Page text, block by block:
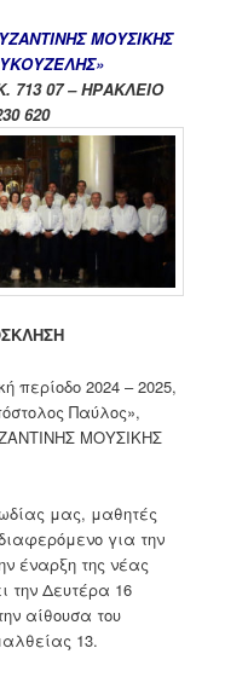
ΜΟΥΣΙΚΗΣ
713 07 – ΗΡΑΚΛΕΙΟ
620
περίοδο 2024 – 2025,
Παύλος»,
ΜΟΥΣΙΚΗΣ
μας, μαθητές
για την
έναρξη της νέας
την Δευτέρα 16
αίθουσα του
13.